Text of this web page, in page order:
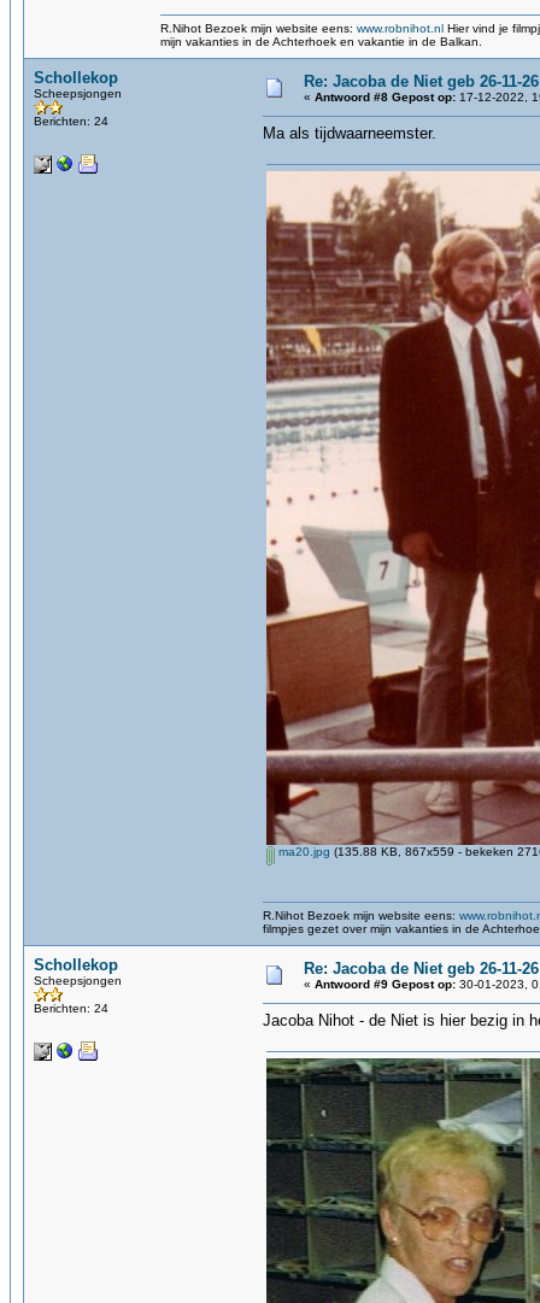
R.Nihot Bezoek mijn website eens: www.robnihot.nl Hier vind je
mijn vakanties in de Achterhoek en vakantie in de Balkan.
Schollekop
Scheepsjongen
Berichten: 24
Re: Jacoba de Niet geb 26-11-
« Antwoord #8 Gepost op: 17-12-2022,
Ma als tijdwaarneemster.
ma20.jpg (135.88 KB, 867x559 - bekeken
R.Nihot Bezoek mijn website eens:
filmpjes gezet over mijn vakanties in de
Schollekop
Scheepsjongen
Berichten: 24
Re: Jacoba de Niet geb 26-11-
« Antwoord #9 Gepost op: 30-01-2023,
Jacoba Nihot - de Niet is hier bezig in